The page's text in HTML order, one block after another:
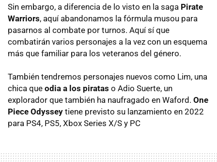
Sin embargo, a diferencia de lo visto en la saga Pirate
Warriors, aquí abandonamos la fórmula musou para
pasarnos al combate por turnos. Aquí sí que
combatirán varios personajes a la vez con un esquema
más que familiar para los veteranos del género.
También tendremos personajes nuevos como Lim, una
chica que odia a los piratas o Adio Suerte, un
explorador que también ha naufragado en Waford. One
Piece Odyssey tiene previsto su lanzamiento en 2022
para PS4, PS5, Xbox Series X/S y PC